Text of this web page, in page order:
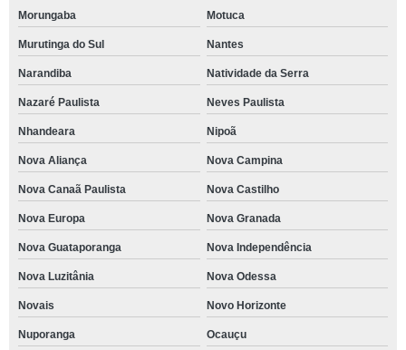
Morungaba Motuca
Murutinga do Sul Nantes
Narandiba Natividade da Serra
Nazaré Paulista Neves Paulista
Nhandeara Nipoã
Nova Aliança Nova Campina
Nova Canaã Paulista Nova Castilho
Nova Europa Nova Granada
Nova Guataporanga Nova Independência
Nova Luzitânia Nova Odessa
Novais Novo Horizonte
Nuporanga Ocauçu